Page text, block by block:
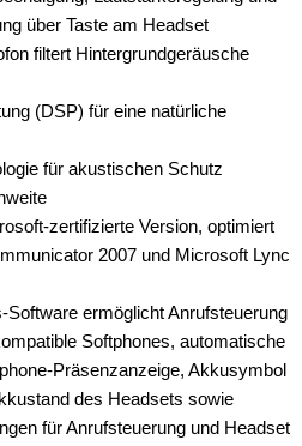
über Taste am Headset
filtert Hintergrundgeräusche
(DSP) für eine natürliche
für akustischen Schutz
zertifizierte Version, optimiert
2007 und Microsoft Lync
Software ermöglicht Anrufsteuerung
Softphones, automatische
Präsenzanzeige, Akkusymbol
des Headsets sowie
für Anrufsteuerung und Headset